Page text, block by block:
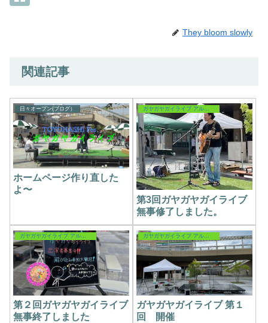
They bloom slowly
関連記事
日々オープン(ブログ）
ホームページ作り直した
よ〜
ガヤガヤガイライブ アルバム
第3回ガヤガヤガイライブ
無事修了しました。
第２回ガヤガヤガイライブ
無事終了しました
ガヤガヤガイライブ アルバム
ガヤガヤガイライブ 第１
回 開催